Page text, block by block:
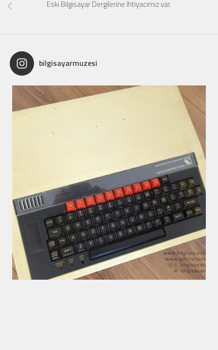
Eski Bilgisayar Dergilerine Ihtiyacımız var.
bilgisayarmuzesi